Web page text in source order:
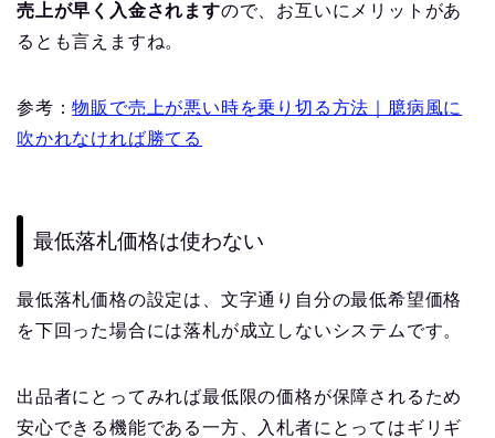
売上が早く入金されますので、お互いにメリットがあ
るとも言えますね。
参考：物販で売上が悪い時を乗り切る方法｜臆病風に
吹かれなければ勝てる
最低落札価格は使わない
最低落札価格の設定は、文字通り自分の最低希望価格
を下回った場合には落札が成立しないシステムです。
出品者にとってみれば最低限の価格が保障されるため
安心できる機能である一方、入札者にとってはギリギ